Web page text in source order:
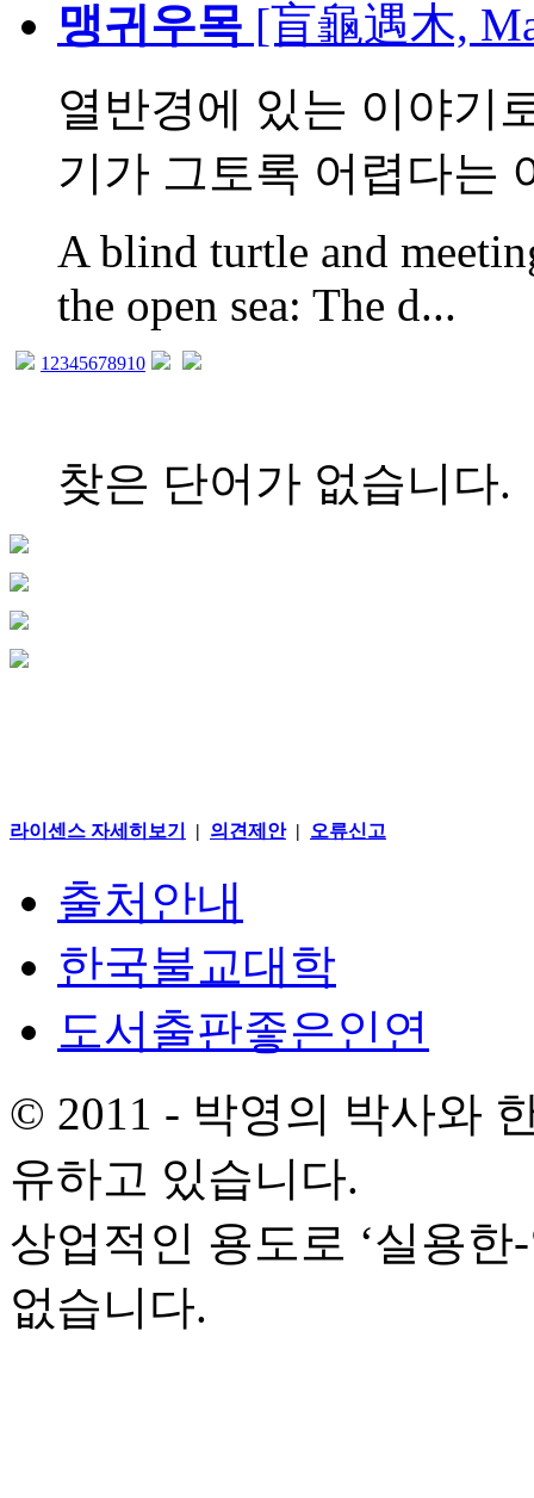
맹귀우목 [盲龜遇木,
열반경에 있는 이야기
기가 그토록 어렵다는
A blind turtle and
the open sea: The d...
1 2345678910
찾은 단어가 없습니다.
라이센스 자세히보기 | 의견제안| 오류신고
출처안내
한국불교대학
도서출판좋은인연
© 2011 - 박영의 박사와
유하고 있습니다.
상업적인 용도로 ‘실용
없습니다.